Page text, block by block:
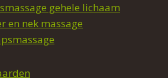
gehele lichaam
en nek massage